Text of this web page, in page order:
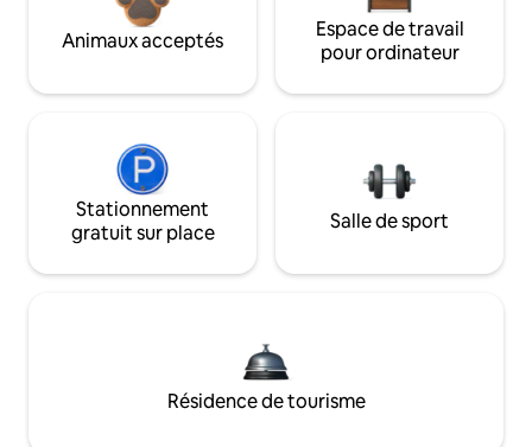
Animaux acceptés
Espace de travail
pour ordinateur
Stationnement
gratuit sur place
Salle de sport
Résidence de tourisme